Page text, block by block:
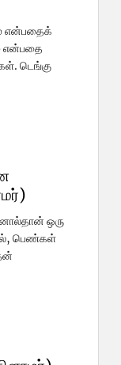
என்பதைக்
என்பதை
டெங்கு
ஒரு
பெண்கள்